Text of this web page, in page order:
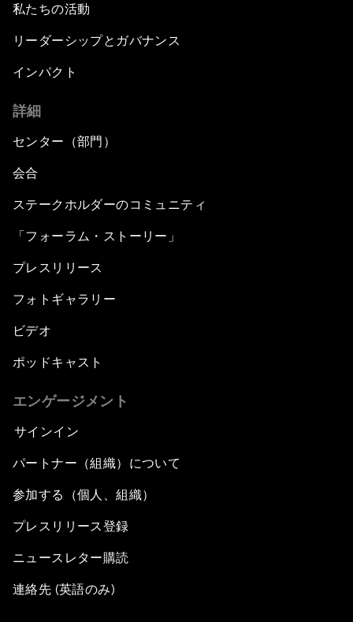
私たちの活動
リーダーシップとガバナンス
インパクト
詳細
センター（部門）
会合
ステークホルダーのコミュニティ
「フォーラム・ストーリー」
プレスリリース
フォトギャラリー
ビデオ
ポッドキャスト
エンゲージメント
サインイン
パートナー（組織）について
参加する（個人、組織）
プレスリリース登録
ニュースレター購読
連絡先 (英語のみ)